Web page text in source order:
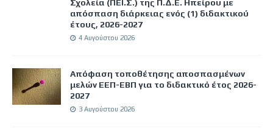
Σχολεία (ΠΕΙ.Σ.) της Π.Δ.Ε. Ηπείρου με
απόσπαση διάρκειας ενός (1) διδακτικού
έτους, 2026-2027
4 Αυγούστου 2026
Απόφαση τοποθέτησης αποσπασμένων
μελών ΕΕΠ-ΕΒΠ για το διδακτικό έτος 2026-
2027
3 Αυγούστου 2026